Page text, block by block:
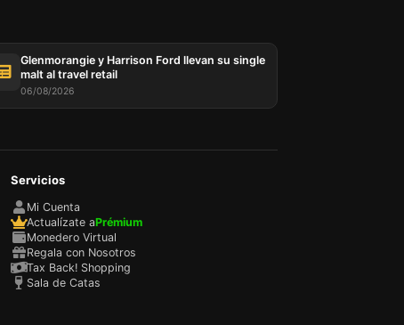
Glenmorangie y Harrison Ford llevan su single
malt al travel retail
06/08/2026
Servicios
Mi Cuenta
Actualízate aPrémium
Monedero Virtual
Regala con Nosotros
Tax Back! Shopping
Sala de Catas